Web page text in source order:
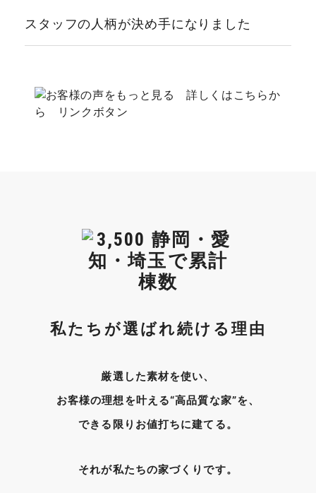
スタッフの人柄が決め手になりました
私たちが選ばれ続ける理由
厳選した素材を使い、
お客様の理想を叶える“高品質な家”を、
できる限りお値打ちに建てる。
それが私たちの家づくりです。